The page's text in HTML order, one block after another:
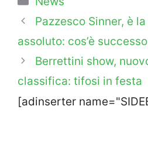
Pazzesco Sinner, è
assoluto: cos’è successo
Berrettini show,
classifica: tifosi in festa
[adinserter